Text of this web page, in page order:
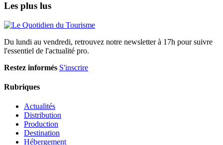
Les plus lus
Du lundi au vendredi, retrouvez notre newsletter à 17h pour suivre
l'essentiel de l'actualité pro.
Restez informés S'inscrire
Rubriques
Actualités
Distribution
Production
Destination
Hébergement